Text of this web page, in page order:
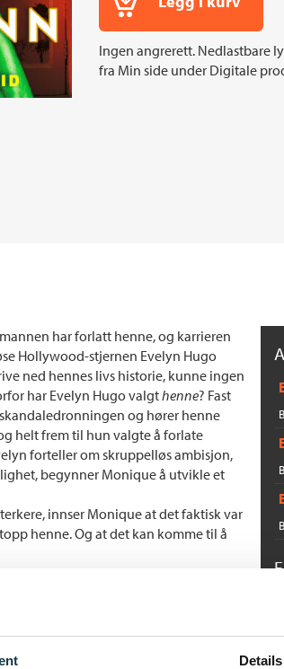
Details
Ingen angrerett. Nedlastbare
fra Min side under Digitale
har forlatt henne, og karrieren
Hollywood-stjernen Evelyn Hugo
ned hennes livs historie, kunne ingen
har Evelyn Hugo valgthenne? Fast
og hører henne
helt frem til hun valgte å forlate
forteller om skruppelløs ambisjon,
begynner Monique å utvikle et
innser Monique at det faktisk var
henne. Og at det kan komme til å